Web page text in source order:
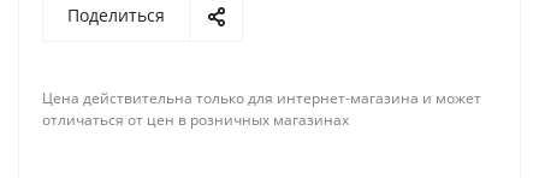
Поделиться
Цена действительна только для интернет-магазина и может
отличаться от цен в розничных магазинах